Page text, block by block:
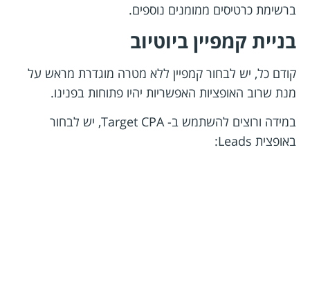
ברשימת כרטיסים ממומנים נוספים.
בניית קמפיין ביוטיוב
קודם כל, יש לבחור קמפיין ללא מטרה מוגדרת מראש על
מנת שרוב האופציות האפשריות יהיו פתוחות בפנינו.
במידה ורוצים להשתמש ב- Target CPA, יש לבחור
באופצית Leads: